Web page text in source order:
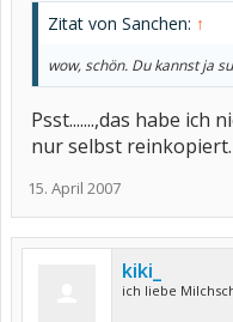
Zitat von Sanchen: ↑
wow, schön. Du kannst ja
Psst.......,das habe ich
nur selbst reinkopiert.
15. April 2007
kiki_
ich liebe